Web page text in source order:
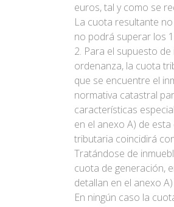
euros, tal y como se
La cuota resultante
no podrá superar los
2. Para el supuesto
ordenanza, la cuota
que se encuentre el
normativa catastral
características
en el anexo A) de
tributaria coincidirá
Tratándose de
cuota de generación,
detallan en el anexo
En ningún caso la